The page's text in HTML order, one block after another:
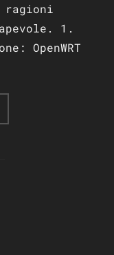
ragioni
1.
OpenWRT